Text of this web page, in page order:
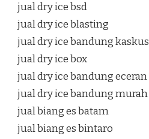
jual dry ice bsd
jual dry ice blasting
jual dry ice bandung kaskus
jual dry ice box
jual dry ice bandung eceran
jual dry ice bandung murah
jual biang es batam
jual biang es bintaro